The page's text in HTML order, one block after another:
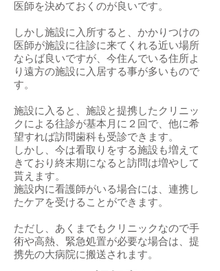
医師を決めておくのが良いです。
しかし施設に入所すると、かかりつけの
医師が施設に往診に来てくれる近い場所
ならば良いですが、今住んでいる住所よ
り遠方の施設に入居する事が多いもので
す。
施設に入ると、施設と提携したクリニッ
クによる往診が基本月に２回で、他に希
望すれば訪問歯科も受診できます。
しかし、今は看取りをする施設も増えて
きており終末期になると訪問は増やして
貰えます。
施設内に看護師がいる場合には、連携し
たケアを受けることができます。
ただし、あくまでもクリニックなので手
術や高熱、緊急処置が必要な場合は、提
携先の大病院に搬送されます。